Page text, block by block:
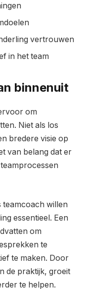
vertrouwen
in het team
binnenuit
om
Niet als los
bredere visie op
van belang dat er
willen
essentieel. Een
om
te
te maken. Door
de praktijk, groeit
te helpen.